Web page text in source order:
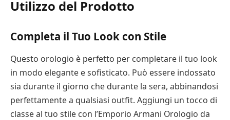
Utilizzo del Prodotto
Completa il Tuo Look con Stile
Questo orologio è perfetto per completare il tuo look
in modo elegante e sofisticato. Può essere indossato
sia durante il giorno che durante la sera, abbinandosi
perfettamente a qualsiasi outfit. Aggiungi un tocco di
classe al tuo stile con l’Emporio Armani Orologio da